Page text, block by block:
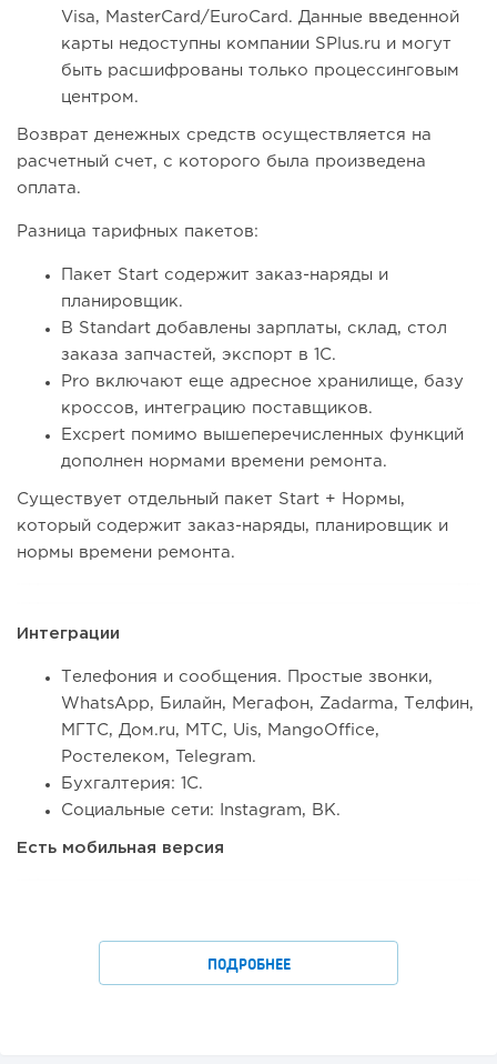
Visa, MasterCard/EuroCard. Данные введенной
карты недоступны компании SPlus.ru и могут
быть расшифрованы только процессинговым
центром.
Возврат денежных средств осуществляется на
расчетный счет, с которого была произведена
оплата.
Разница тарифных пакетов:
Пакет Start содержит заказ-наряды и
планировщик.
В Standart добавлены зарплаты, склад, стол
заказа запчастей, экспорт в 1С.
Pro включают еще адресное хранилище, базу
кроссов, интеграцию поставщиков.
Excpert помимо вышеперечисленных функций
дополнен нормами времени ремонта.
Существует отдельный пакет Start + Нормы,
который содержит заказ-наряды, планировщик и
нормы времени ремонта.
Интеграции
Телефония и сообщения. Простые звонки,
WhatsApp, Билайн, Мегафон, Zadarma, Телфин,
МГТС, Дом.ru, МТС, Uis, MangoOffice,
Ростелеком, Telegram.
Бухгалтерия: 1С.
Социальные сети: Instagram, ВК.
Есть мобильная версия
ПОДРОБНЕЕ